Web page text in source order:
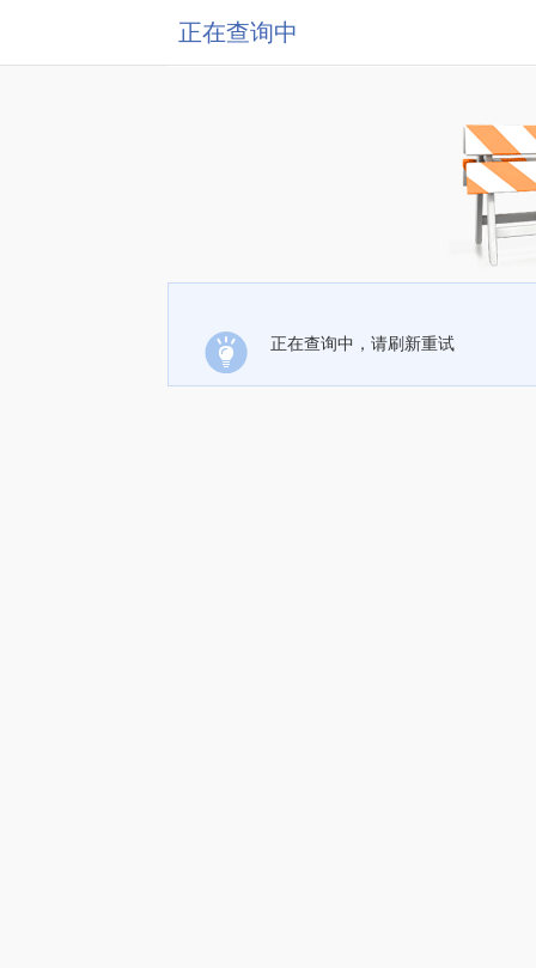
正在查询中
正在查询中，请刷新重试